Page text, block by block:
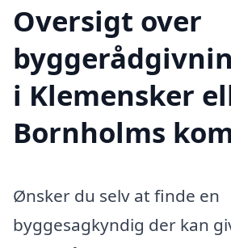
Oversigt over
i Klemensker
Bornholms
Ønsker du selv at finde en
byggesagkyndig der kan